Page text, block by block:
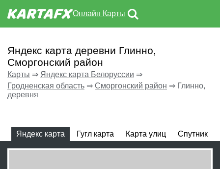
Онлайн Карты
Яндекс карта деревни Глинно,
Сморгонский район
Карты ⇒ Яндекс карта Белоруссии ⇒
Гродненская область ⇒ Сморгонский район ⇒ Глинно,
деревня
Яндекс карта Гугл карта Карта улиц Спутник